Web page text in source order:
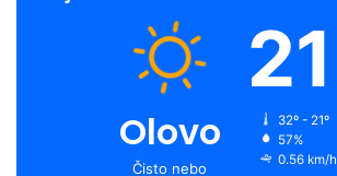
Olovo
Čisto nebo
21
32º - 21º
57%
0.56 km/h